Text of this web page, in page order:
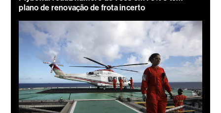
plano de renovação de frota incerto